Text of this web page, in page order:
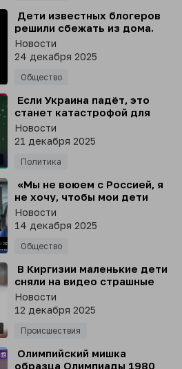
⁣ Дети известных блогеров
решили сбежать из дома.
Уйти далеко малышам не
удалось - родители быстро
вернули их обратно
Новости
24 декабря 2025
Общество
⁣ Если Украина падёт, это
станет катастрофой для
Венгрии, - премьер Венгрии
Орбан
Новости
21 декабря 2025
Политика
⁣ «Мы не воюем с Россией, я
не хочу, чтобы мои дети
воевали против России», -
вице-премьер Италии
Сальвини
Новости
14 декабря 2025
Общество
⁣ В Киргизии маленькие дети
сняли на видео страшные
кадры, как отец пинает по
голове лежащую на полу
мать
Новости
12 декабря 2025
Происшествия
⁣ Олимпийский мишка
образца Олимпиады 1980